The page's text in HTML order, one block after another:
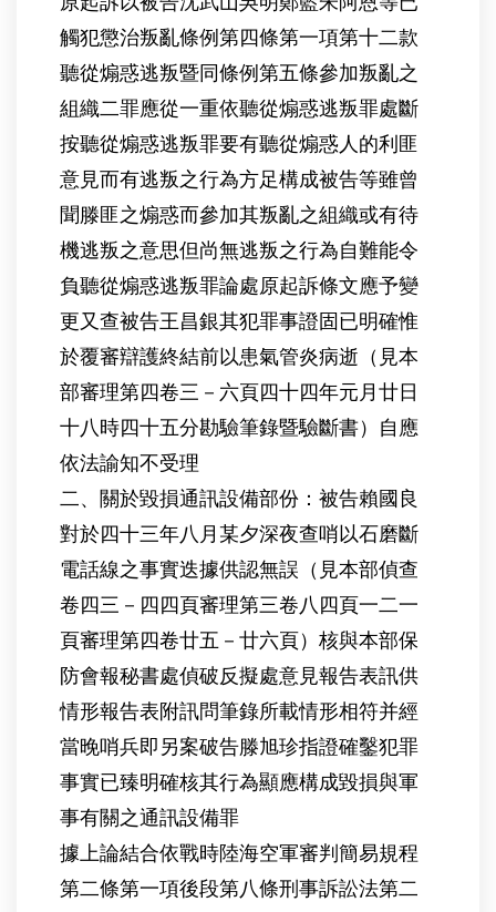
觸犯懲治叛亂條例第四條第一項第十二款
聽從煽惑逃叛暨同條例第五條參加叛亂之
組織二罪應從一重依聽從煽惑逃叛罪處斷
按聽從煽惑逃叛罪要有聽從煽惑人的利匪
意見而有逃叛之行為方足構成被告等雖曾
聞滕匪之煽惑而參加其叛亂之組織或有待
機逃叛之意思但尚無逃叛之行為自難能令
負聽從煽惑逃叛罪論處原起訴條文應予變
更又查被告王昌銀其犯罪事證固已明確惟
於覆審辯護終結前以患氣管炎病逝（見本
部審理第四卷三－六頁四十四年元月廿日
十八時四十五分勘驗筆錄暨驗斷書）自應
依法諭知不受理
二、關於毀損通訊設備部份：被告賴國良
對於四十三年八月某夕深夜查哨以石磨斷
電話線之事實迭據供認無誤（見本部偵查
卷四三－四四頁審理第三卷八四頁一二一
頁審理第四卷廿五－廿六頁）核與本部保
防會報秘書處偵破反擬處意見報告表訊供
情形報告表附訊問筆錄所載情形相符并經
當晚哨兵即另案破告滕旭珍指證確鑿犯罪
事實已臻明確核其行為顯應構成毀損與軍
事有關之通訊設備罪
據上論結合依戰時陸海空軍審判簡易規程
第二條第一項後段第八條刑事訴訟法第二